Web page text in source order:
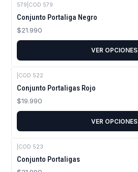
579 COD 579
Conjunto Portaliga Negro
$21.990
VER OPCIONES
COD 522
Conjunto Portaligas Rojo
$19.990
VER OPCIONES
COD 523
Conjunto Portaligas